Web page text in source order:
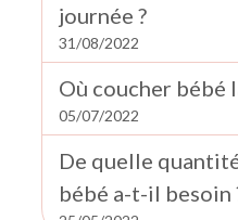
journée ?
31/08/2022
Où coucher bébé
05/07/2022
De quelle
bébé a-t-il besoin